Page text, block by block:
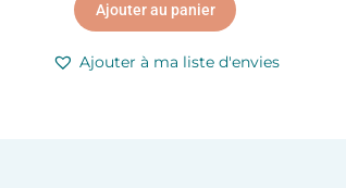
Ajouter au panier
Ajouter à ma liste d'envies